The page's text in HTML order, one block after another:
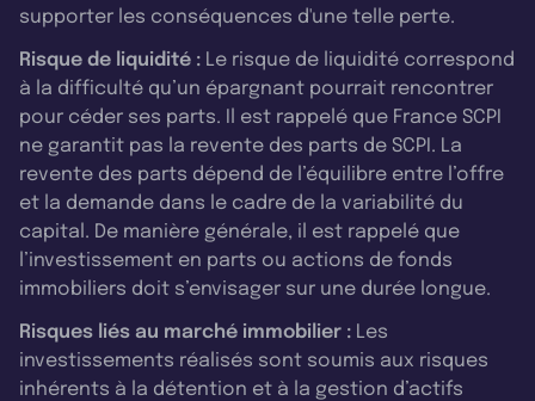
supporter les conséquences d'une telle perte.
Risque de liquidité : Le risque de liquidité correspond
à la difficulté qu’un épargnant pourrait rencontrer
pour céder ses parts. Il est rappelé que France SCPI
ne garantit pas la revente des parts de SCPI. La
revente des parts dépend de l’équilibre entre l’offre
et la demande dans le cadre de la variabilité du
capital. De manière générale, il est rappelé que
l’investissement en parts ou actions de fonds
immobiliers doit s’envisager sur une durée longue.
Risques liés au marché immobilier : Les
investissements réalisés sont soumis aux risques
inhérents à la détention et à la gestion d’actifs